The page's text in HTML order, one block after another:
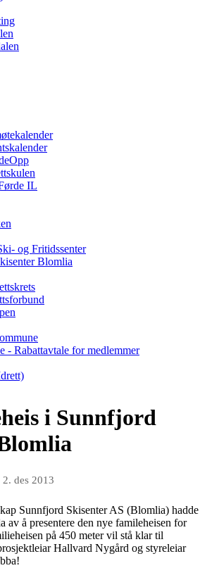
IL
og Fritidssenter
Blomlia
- Rabattavtale for medlemmer
i Sunnfjord
2. des 2013
Sunnfjord Skisenter AS (Blomlia) hadde
av å presentere den nye famileheisen for
på 450 meter vil stå klar til
Hallvard Nygård og styreleiar